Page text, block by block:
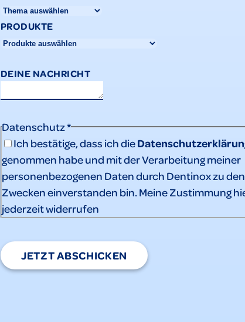
PRODUKTE
DEINE NACHRICHT
Datenschutz*
Ich bestätige, dass ich die
genommen habe und mit der Verarbeitung meiner
personenbezogenen Daten durch Dentinox zu
Zwecken einverstanden bin. Meine Zustimmung
jederzeit widerrufen
JETZT ABSCHICKEN